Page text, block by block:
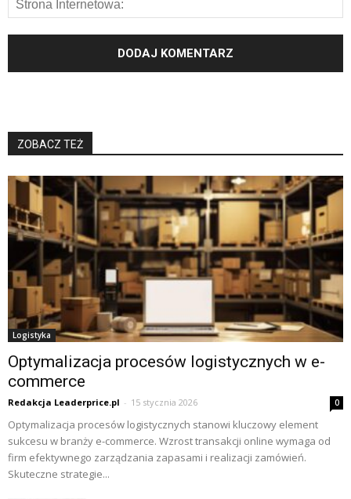
ZOBACZ TEŻ
Logistyka
Optymalizacja procesów logistycznych w e-
commerce
Redakcja Leaderprice.pl - 15 stycznia 2026 0
Optymalizacja procesów logistycznych stanowi kluczowy element
sukcesu w branży e-commerce. Wzrost transakcji online wymaga od
firm efektywnego zarządzania zapasami i realizacji zamówień.
Skuteczne strategie...